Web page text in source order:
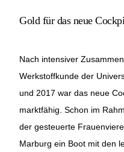
Gold für das neue
Nach intensiver
Werkstoffkunde der
und 2017 war das neue
marktfähig. Schon im
der gesteuerte
Marburg ein Boot mit den